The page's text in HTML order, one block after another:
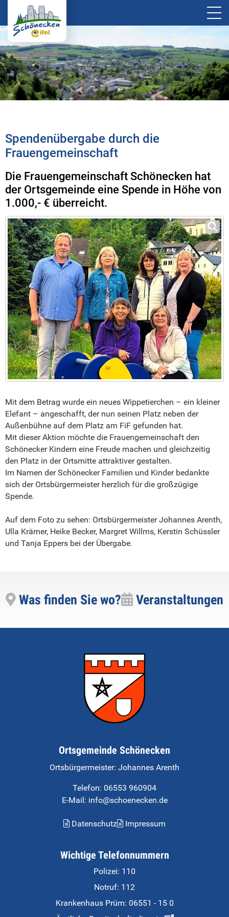
Spendenübergabe durch die
Frauengemeinschaft
Die Frauengemeinschaft Schönecken hat
der Ortsgemeinde eine Spende in Höhe von
1.000,- € überreicht.
Mit dem Betrag wurde ein neues Wippetierchen – ein kleiner
Elefant – angeschafft, der nun seinen Platz neben der
Außenbühne auf dem Platz am FiF gefunden hat.
Mit dieser Aktion möchte die Frauengemeinschaft den
Schönecker Kindern eine Freude machen und gleichzeitig
den Platz in der Ortsmitte attraktiver gestalten.
Im Namen der Schönecker Familien und Kinder bedankte
sich der Ortsbürgermeister herzlich für die großzügige
Spende.
Auf dem Foto zu sehen: Ortsbürgermeister Johannes Arenth,
Ulla Krämer, Heike Becker, Margret Willms, Kerstin Schüssler
und Tanja Eppers bei der Übergabe.
Was finden Sie wo? Veranstaltungen
Ortsgemeinde Schönecken
Ortsbürgermeister: Johannes Arenth
Telefon: 06553 960904
E-Mail: info@schoenecken.de
Datenschutz Impressum
Wichtige Telefonnummern
Polizei: 110
Notruf: 112
Krankenhaus Prüm: 06551 - 15 0